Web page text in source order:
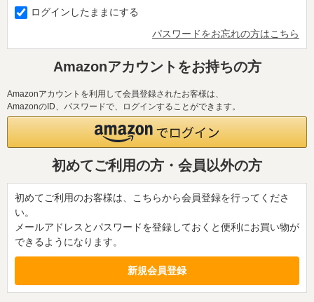
ログインしたままにする
パスワードをお忘れの方はこちら
Amazonアカウントをお持ちの方
Amazonアカウントを利用して会員登録されたお客様は、
AmazonのID、パスワードで、ログインすることができます。
初めてご利用の方・会員以外の方
初めてご利用のお客様は、こちらから会員登録を行ってくださ
い。
メールアドレスとパスワードを登録しておくと便利にお買い物が
できるようになります。